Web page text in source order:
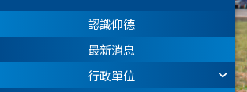
認識仰德
最新消息
行政單位